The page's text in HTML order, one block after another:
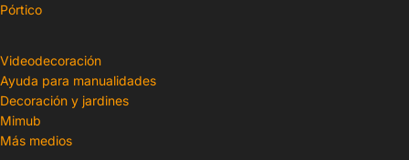
Pórtico
Videodecoración
Ayuda para manualidades
Decoración y jardines
Mimub
Más medios